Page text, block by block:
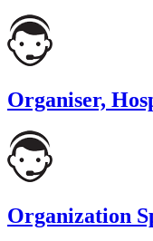
Organiser,
Organization